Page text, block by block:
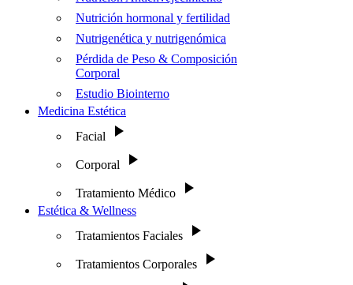
Nutrición hormonal y fertilidad
Nutrigenética y nutrigenómica
Pérdida de Peso & Composición
Corporal
Estudio Biointerno
Medicina Estética
Facial
Corporal
Tratamiento Médico
Estética & Wellness
Tratamientos Faciales
Tratamientos Corporales